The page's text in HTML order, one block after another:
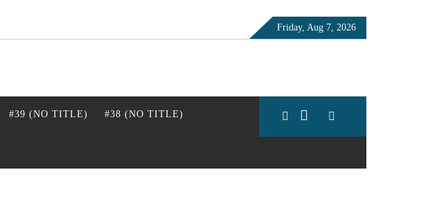
Friday, Aug 7, 2026
#39 (NO TITLE) #38 (NO TITLE)